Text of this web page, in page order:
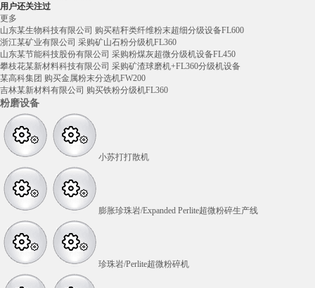
用户还关注过
更多
山东某生物科技有限公司 购买秸秆类纤维粉末超细分级设备FL600
浙江某矿业有限公司 采购矿山石粉分级机FL360
山东某节能科技股份有限公司 采购粉煤灰超微分级机设备FL450
攀枝花某新材料科技有限公司 采购矿渣球磨机+FL360分级机设备
某高科集团 购买金属粉末分选机FW200
吉林某新材料有限公司 购买铁粉分级机FL360
粉磨设备
小苏打打散机
膨胀珍珠岩/Expanded Perlite超微粉碎生产线
珍珠岩/Perlite超微粉碎机